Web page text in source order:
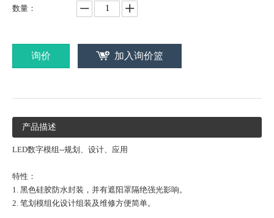
数量：
询价 加入询价篮
产品描述
LED数字模组--规划、设计、应用
特性：
1. 黑色硅胶防水封装，并有遮阳罩隔绝强光影响。
2. 笔划模组化设计组装及维修方便简单。